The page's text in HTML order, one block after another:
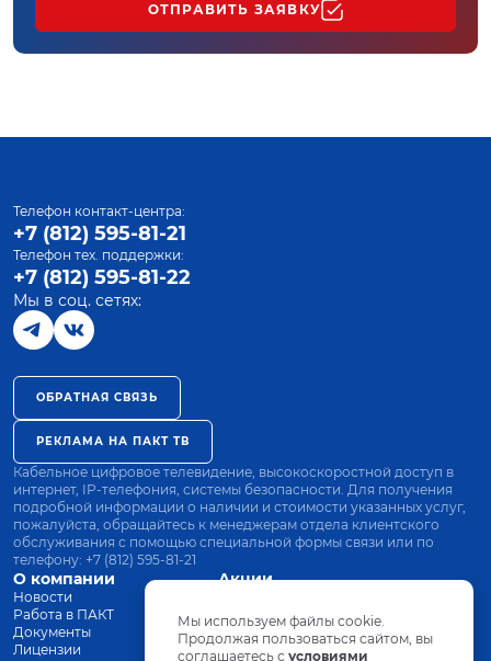
ОТПРАВИТЬ ЗАЯВКУ
О компании
Новости
Работа в ПАКТ
Документы
Лицензии
Акции
Оплата
Оборудование
Телефон контакт-центра:
+7 (812) 595-81-21
Телефон тех. поддержки:
+7 (812) 595-81-22
Мы в соц. сетях:
ОБРАТНАЯ СВЯЗЬ
РЕКЛАМА НА ПАКТ ТВ
Кабельное цифровое телевидение, высокоскоростной доступ в
интернет, IP-телефония, системы безопасности. Для получения
подробной информации о наличии и стоимости указанных услуг,
пожалуйста, обращайтесь к менеджерам отдела клиентского
обслуживания с помощью специальной формы связи или по
телефону: +7 (812) 595-81-21
Мы используем файлы cookie.
Продолжая пользоваться сайтом, вы
соглашаетесь с условиями